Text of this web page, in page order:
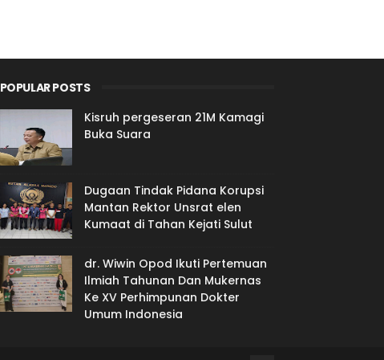
POPULAR POSTS
Kisruh pergeseran 21M Kamagi
Buka Suara
Dugaan Tindak Pidana Korupsi
Mantan Rektor Unsrat elen
Kumaat di Tahan Kejati Sulut
dr. Wiwin Opod Ikuti Pertemuan
Ilmiah Tahunan Dan Mukernas
Ke XV Perhimpunan Dokter
Umum Indonesia